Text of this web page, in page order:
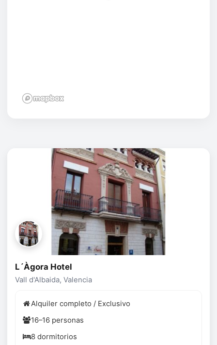
L´Àgora Hotel
Vall d'Albaida, Valencia
Alquiler completo / Exclusivo
16–16 personas
8 dormitorios